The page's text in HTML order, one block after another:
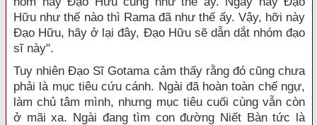
Hữu như thế nào thì Rama đã như thế ấy. Vậy, hỡi này
Đạo Hữu, hãy ở lại đây, Đạo Hữu sẽ dẫn dắt nhóm đạo
sĩ này".
Tuy nhiên Đạo Sĩ Gotama cảm thấy rằng đó cũng chưa
phải là mục tiêu cứu cánh. Ngài đã hoàn toàn chế ngự,
làm chủ tâm mình, nhưng mục tiêu cuối cùng vẫn còn
ở mãi xa. Ngài đang tìm con đường Niết Bàn tức là